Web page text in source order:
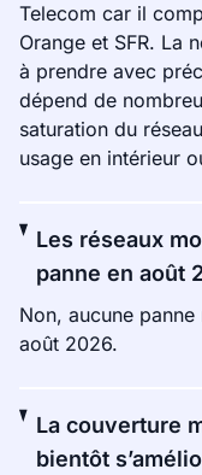
Telecom car il
Orange et SFR. La
à prendre avec
dépend de
saturation du
usage en intérieur
Les réseaux
panne en août
Non, aucune panne
août 2026.
La couverture
bientôt